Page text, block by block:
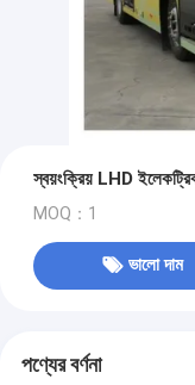
স্বয়ংক্রিয় LHD
MOQ：1
ভালো দাম
পণ্যের বর্ণনা